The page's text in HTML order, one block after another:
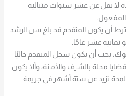
لا تقل عن عشر سنوات متتالية
أن يكون المتقدم قد بلغ سن الرشد
ثمانية عشر عامًا.
: يجب أن يكون سجل المتقدم خاليًا
مخلة بالشرف والأمانة، وألا يكون
تزيد عن ستة أشهر في جريمة